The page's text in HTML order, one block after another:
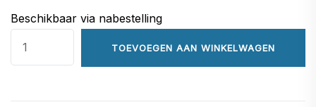
Beschikbaar via nabestelling
2000ml
TOEVOEGEN AAN WINKELWAGEN